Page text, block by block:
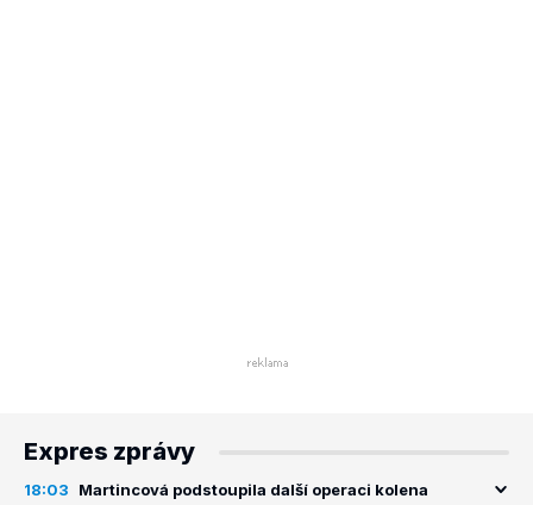
Expres zprávy
18:03 Martincová podstoupila další operaci kolena